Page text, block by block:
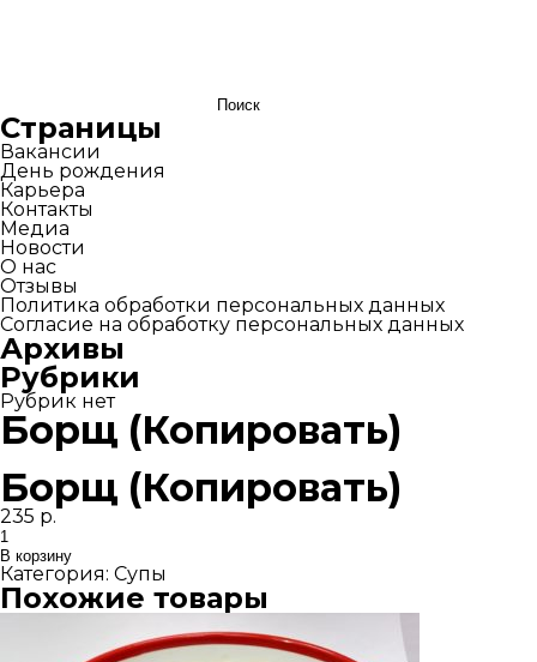
Страницы
Вакансии
День рождения
Карьера
Контакты
Медиа
Новости
О нас
Отзывы
Политика обработки персональных данных
Согласие на обработку персональных данных
Архивы
Рубрики
Рубрик нет
Борщ (Копировать)
Борщ (Копировать)
235 р.
Количество
товара
Борщ
(Копировать)
В корзину
Категория: Супы
Похожие товары